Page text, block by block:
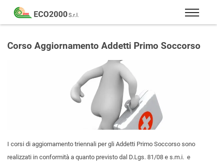
Eco
2000
Formazione
consulenza
81/08
Corso Aggiornamento Addetti Primo Soccorso
I corsi di aggiornamento triennali per gli Addetti Primo Soccorso sono
realizzati in conformità a quanto previsto dal D.Lgs. 81/08 e s.m.i. e